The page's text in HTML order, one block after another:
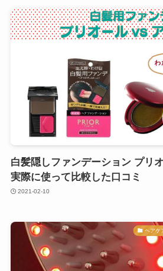
白髪隠しファンデーション プリ
実際に使って比較した口コミ
2021-02-10
ヘアケ